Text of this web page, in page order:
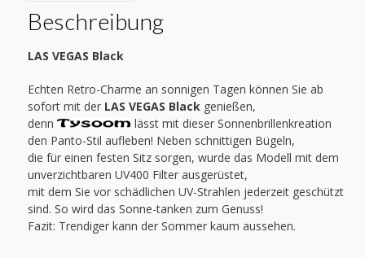
Beschreibung
LAS VEGAS Black
Echten Retro-Charme an sonnigen Tagen können Sie ab
sofort mit der LAS VEGAS Blackgenießen,
denn
lässt mit dieser Sonnenbrillenkreation
den Panto-Stil aufleben! Neben schnittigen Bügeln,
die für einen festen Sitz sorgen, wurde das Modell mit dem
unverzichtbaren UV400 Filter ausgerüstet,
mit dem Sie vor schädlichen UV-Strahlen jederzeit geschützt
sind. So wird das Sonne-tanken zum Genuss!
Fazit: Trendiger kann der Sommer kaum aussehen.